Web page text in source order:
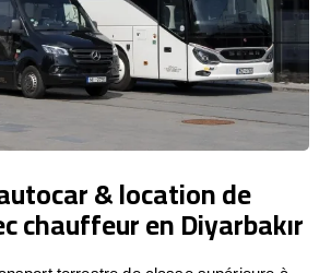
& location de
chauffeur en Diyarbakır